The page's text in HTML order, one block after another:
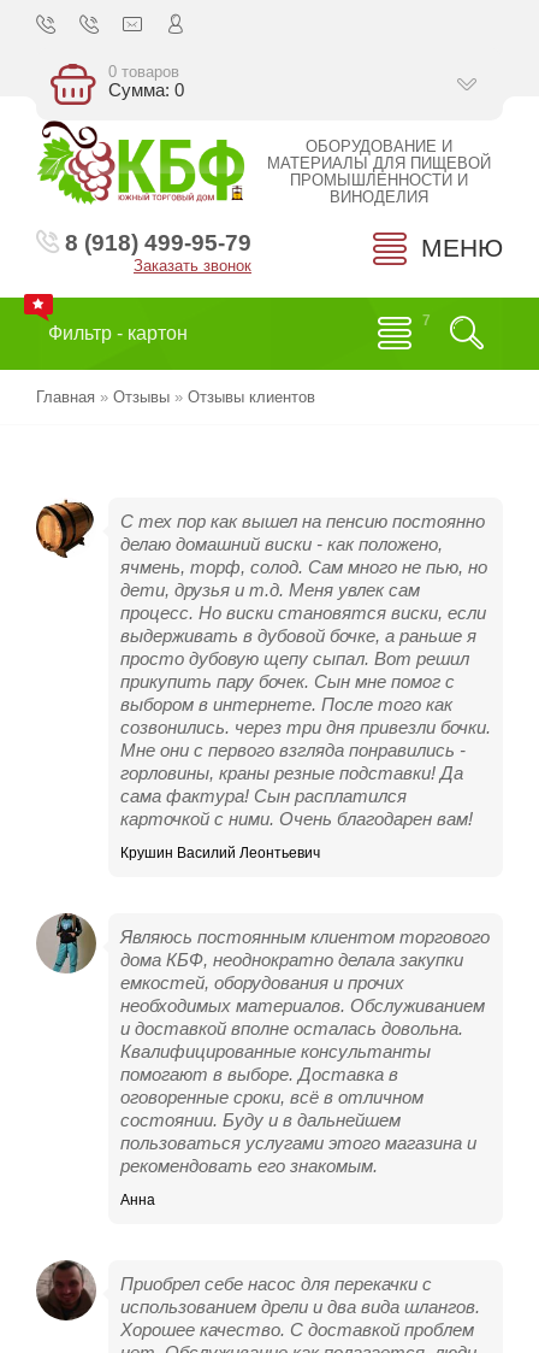
0 товаров
Сумма: 0
ОБОРУДОВАНИЕ И
МАТЕРИАЛЫ ДЛЯ ПИЩЕВОЙ
ПРОМЫШЛЕННОСТИ И
ВИНОДЕЛИЯ
МЕНЮ
8 (918) 499-95-79
Заказать звонок
Фильтр - картон
Главная » Отзывы » Отзывы клиентов
С тех пор как вышел на пенсию постоянно
делаю домашний виски - как положено,
ячмень, торф, солод. Сам много не пью, но
дети, друзья и т.д. Меня увлек сам
процесс. Но виски становятся виски, если
выдерживать в дубовой бочке, а раньше я
просто дубовую щепу сыпал. Вот решил
прикупить пару бочек. Сын мне помог с
выбором в интернете. После того как
созвонились. через три дня привезли бочки.
Мне они с первого взгляда понравились -
горловины, краны резные подставки! Да
сама фактура! Сын расплатился
карточкой с ними. Очень благодарен вам!
Крушин Василий Леонтьевич
Являюсь постоянным клиентом торгового
дома КБФ, неоднократно делала закупки
емкостей, оборудования и прочих
необходимых материалов. Обслуживанием
и доставкой вполне осталась довольна.
Квалифицированные консультанты
помогают в выборе. Доставка в
оговоренные сроки, всё в отличном
состоянии. Буду и в дальнейшем
пользоваться услугами этого магазина и
рекомендовать его знакомым.
Анна
Приобрел себе насос для перекачки с
использованием дрели и два вида шлангов.
Хорошее качество. С доставкой проблем